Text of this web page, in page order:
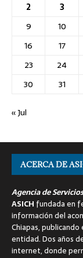
2
3
9
10
16
17
23
24
30
31
« Jul
ACERCA DE
Agencia de
ASICH fundada en
información del
Chiapas,
entidad. Dos años
internet, donde